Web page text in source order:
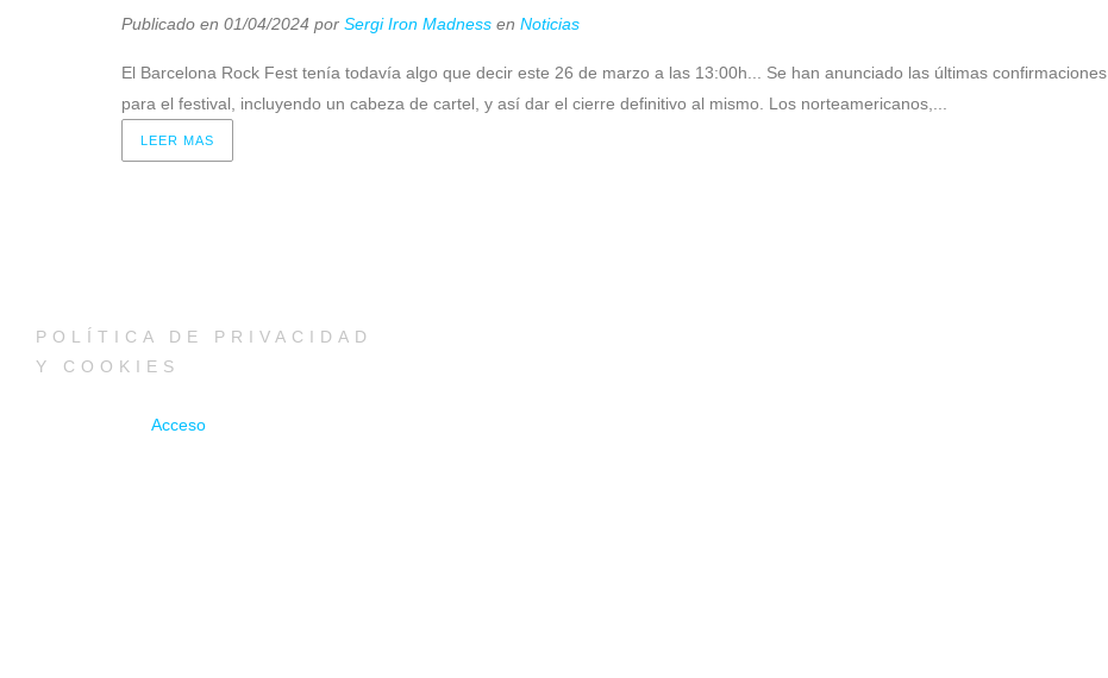
Publicado en 01/04/2024 por Sergi Iron Madness en Noticias
El Barcelona Rock Fest tenía todavía algo que decir este 26 de marzo a las 13:00h... Se han anunciado las últimas confirmaciones
para el festival, incluyendo un cabeza de cartel, y así dar el cierre definitivo al mismo. Los norteamericanos,...
LEER MAS
POLÍTICA DE PRIVACIDAD
Y COOKIES
Acceso